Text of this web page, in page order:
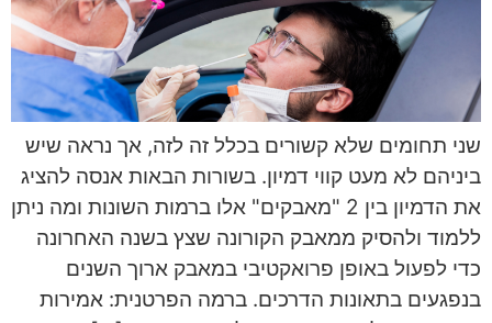
שני תחומים שלא קשורים בכלל זה לזה, אך נראה שיש
ביניהם לא מעט קווי דמיון. בשורות הבאות אנסה להציג
את הדמיון בין 2 "מאבקים" אלו ברמות השונות ומה ניתן
ללמוד ולהסיק ממאבק הקורונה שצץ בשנה האחרונה
כדי לפעול באופן פרואקטיבי במאבק ארוך השנים
בנפגעים בתאונות הדרכים. ברמה הפרטנית: אמירות